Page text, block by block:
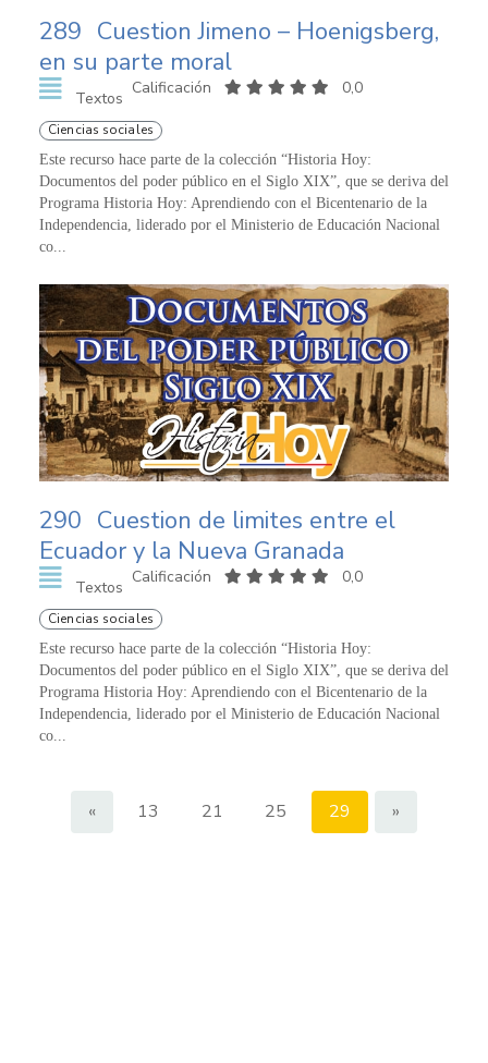
289 Cuestion Jimeno – Hoenigsberg,
en su parte moral
Textos
Calificación 0,0
Ciencias sociales
Este recurso hace parte de la colección “Historia Hoy:
Documentos del poder público en el Siglo XIX”, que se deriva del
Programa Historia Hoy: Aprendiendo con el Bicentenario de la
Independencia, liderado por el Ministerio de Educación Nacional
co...
290 Cuestion de limites entre el
Ecuador y la Nueva Granada
Textos
Calificación 0,0
Ciencias sociales
Este recurso hace parte de la colección “Historia Hoy:
Documentos del poder público en el Siglo XIX”, que se deriva del
Programa Historia Hoy: Aprendiendo con el Bicentenario de la
Independencia, liderado por el Ministerio de Educación Nacional
co...
« 13 21 25 29 »